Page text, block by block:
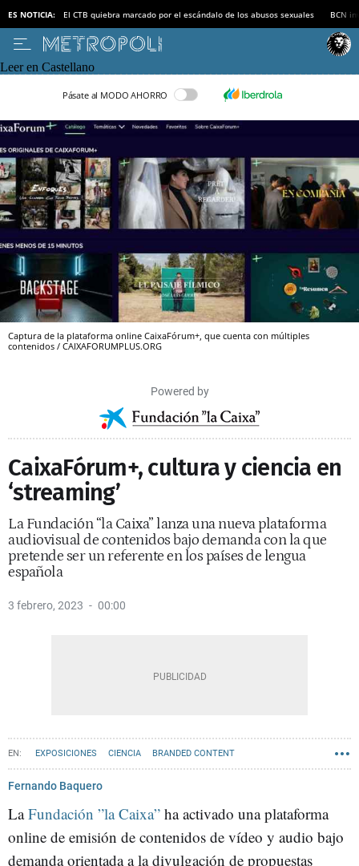
ES NOTICIA: El CTB quiebra marcado por el escándalo de los abusos sexuales BCN
Leer en Castellano
Pásate al MODO AHORRO
Captura de la plataforma online CaixaFórum+, que cuenta con múltiples
contenidos / CAIXAFORUMPLUS.ORG
Powered by
CaixaFórum+, cultura y ciencia en
‘streaming’
La Fundación “la Caixa” lanza una nueva plataforma
audiovisual de contenidos bajo demanda con la que
pretende ser un referente en los países de lengua
española
3 febrero, 2023 00:00
EXPOSICIONES CIENCIA BRANDED CONTENT
Fernando Baquero
LaFundación ”la Caixa” ha activado una plataforma
online de emisión de contenidos de vídeo y audio bajo
demanda orientada a la divulgación de propuestas